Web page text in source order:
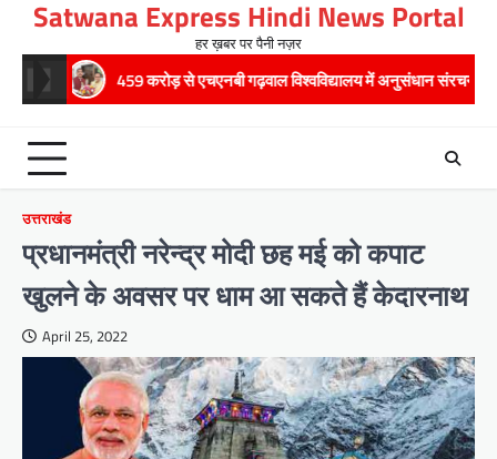
content
Satwana Express Hindi News Portal
हर ख़बर पर पैनी नज़र
करोड़ से एचएनबी गढ़वाल विश्वविद्यालय में अनुसंधान संरचना होगी सुदृढ,उच्च शिक्षा
उत्तराखंड
प्रधानमंत्री नरेन्द्र मोदी छह मई को कपाट
खुलने के अवसर पर धाम आ सकते हैं केदारनाथ
April 25, 2022